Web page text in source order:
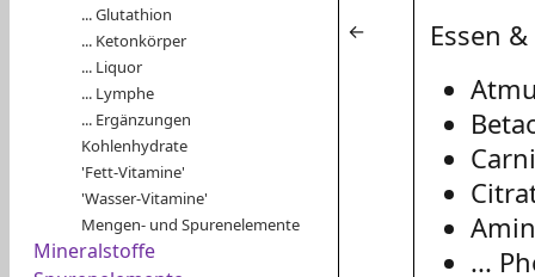
... Glutathion
... Ketonkörper
... Liquor
... Lymphe
... Ergänzungen
Kohlenhydrate
'Fett-Vitamine'
'Wasser-Vitamine'
Mengen- und Spurenelemente
Mineralstoffe
←
Essen &
...